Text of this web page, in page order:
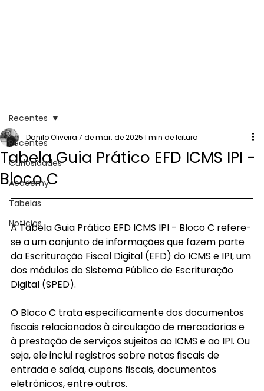
Recentes
Curiosidades
Academy
Tabelas
Notícias
Recentes
Tabela Guia Prático EFD ICMS IPI -
Bloco C
Danilo Oliveira7 de mar. de 20251 min de leitura
A Tabela Guia Prático EFD ICMS IPI - Bloco C refere-
se a um conjunto de informações que fazem parte
da Escrituração Fiscal Digital (EFD) do ICMS e IPI, um
dos módulos do Sistema Público de Escrituração
Digital (SPED).
O Bloco C trata especificamente dos documentos
fiscais relacionados à circulação de mercadorias e
à prestação de serviços sujeitos ao ICMS e ao IPI. Ou
seja, ele inclui registros sobre notas fiscais de
entrada e saída, cupons fiscais, documentos
eletrônicos, entre outros.